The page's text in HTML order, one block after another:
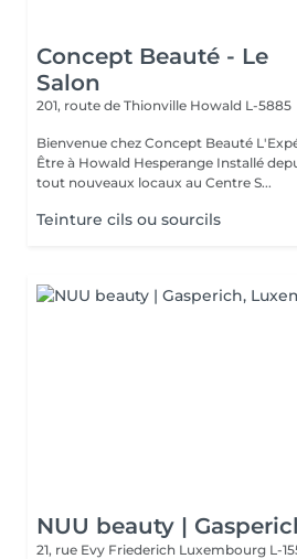
Concept Beauté - Le
Salon
201, route de Thionville Howald L-5885
Bienvenue chez Concept Beauté L'Expérience Beauté & Bien-
Être à Howald Hesperange Installé
tout nouveaux locaux au Centre S...
Teinture cils ou sourcils
NUU beauty |
21, rue Evy Friederich Luxembourg L-